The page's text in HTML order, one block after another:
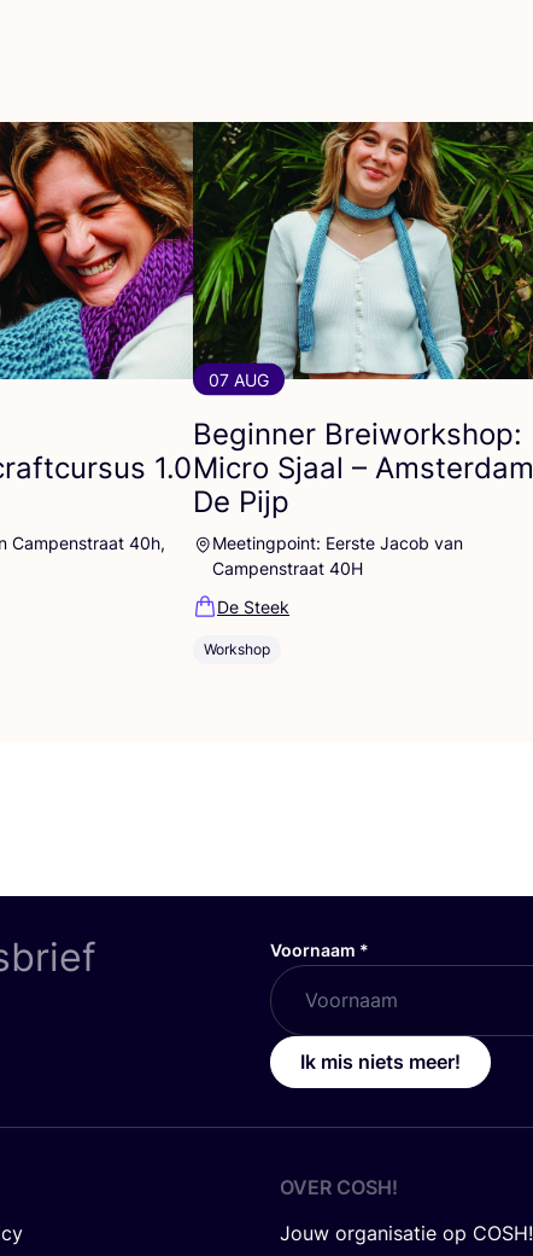
1.0
Campenstraat 40h,
07 AUG
Beginner Breiworkshop:
Micro Sjaal – Amsterdam
De Pijp
Meetingpoint: Eerste Jacob van
Campenstraat 40H
De Steek
Workshop
Voornaam *
Ik mis niets meer!
OVER COSH!
Jouw organisatie op COSH!